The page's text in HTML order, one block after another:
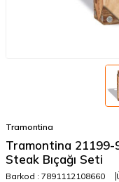
Tramontina
Tramontina 21199-
Steak Bıçağı Seti
Barkod : 7891112108660